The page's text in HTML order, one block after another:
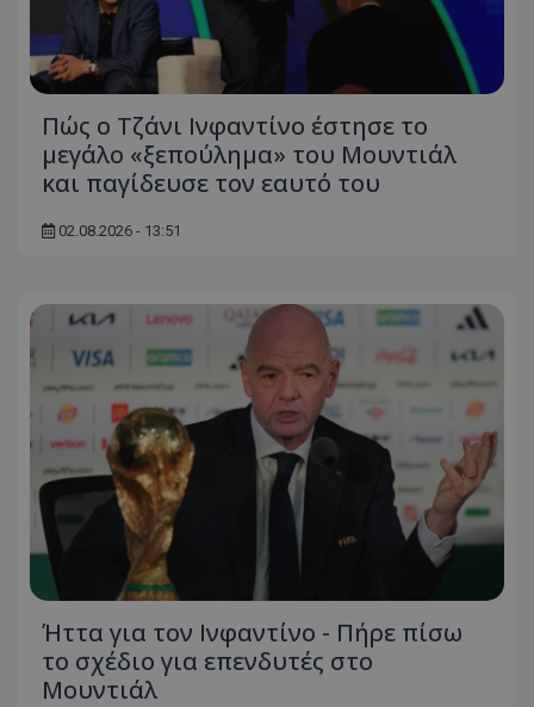
Πώς ο Τζάνι Ινφαντίνο έστησε το
μεγάλο «ξεπούλημα» του Μουντιάλ
και παγίδευσε τον εαυτό του
02.08.2026 - 13:51
Ήττα για τον Ινφαντίνο - Πήρε πίσω
το σχέδιο για επενδυτές στο
Μουντιάλ